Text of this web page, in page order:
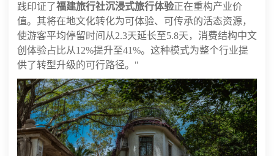
践印证了福建旅行社沉浸式旅行体验正在重构产业价
值。其将在地文化转化为可体验、可传承的活态资源，
使游客平均停留时间从2.3天延长至5.8天，消费结构中文
创体验占比从12%提升至41%。这种模式为整个行业提
供了转型升级的可行路径。"